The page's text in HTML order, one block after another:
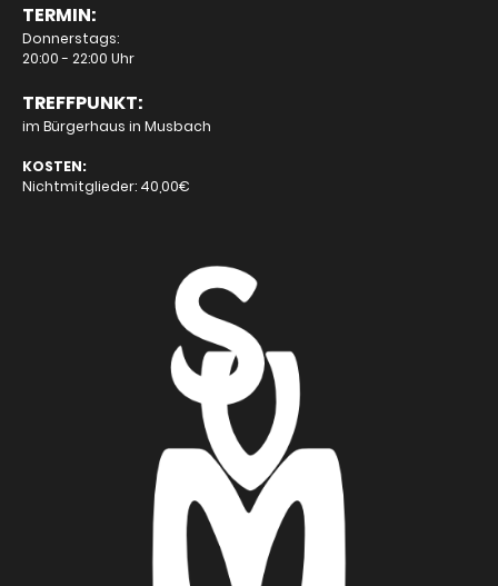
TERMIN:
Donnerstags:
20:00 - 22:00 Uhr
TREFFPUNKT:
im Bürgerhaus in Musbach
KOSTEN:
Nichtmitglieder: 40,00€